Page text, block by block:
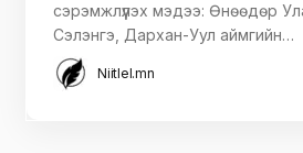
сэрэмжлүүлэх мэдээ: Өнөөдөр
Сэлэнгэ, Дархан-Уул аймгийн…
Niitlel.mn